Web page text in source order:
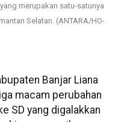
merupakan satu-satunya
Selatan. (ANTARA/HO-
Banjar Liana
macam perubahan
SD yang digalakkan